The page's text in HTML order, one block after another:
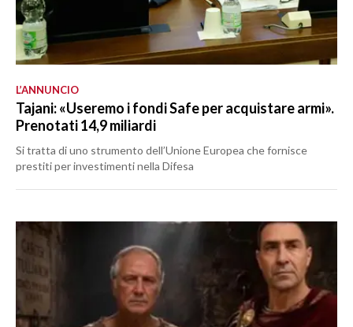
L’ANNUNCIO
Tajani: «Useremo i fondi Safe per acquistare armi».
Prenotati 14,9 miliardi
Si tratta di uno strumento dell’Unione Europea che fornisce
prestiti per investimenti nella Difesa